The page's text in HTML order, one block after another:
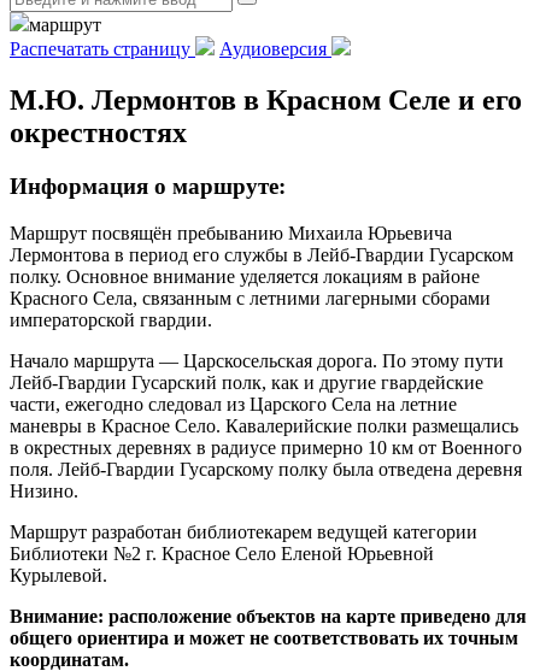
маршрут
Распечатать страницу
Аудиоверсия
М.Ю. Лермонтов в Красном Селе и его
окрестностях
Информация о маршруте:
Маршрут посвящён пребыванию Михаила Юрьевича
Лермонтова в период его службы в Лейб-Гвардии Гусарском
полку. Основное внимание уделяется локациям в районе
Красного Села, связанным с летними лагерными сборами
императорской гвардии.
Начало маршрута — Царскосельская дорога. По этому пути
Лейб-Гвардии Гусарский полк, как и другие гвардейские
части, ежегодно следовал из Царского Села на летние
маневры в Красное Село. Кавалерийские полки размещались
в окрестных деревнях в радиусе примерно 10 км от Военного
поля. Лейб-Гвардии Гусарскому полку была отведена деревня
Низино.
Маршрут разработан библиотекарем ведущей категории
Библиотеки №2 г. Красное Село Еленой Юрьевной
Курылевой.
Внимание: расположение объектов на карте приведено для
общего ориентира и может не соответствовать их точным
координатам.